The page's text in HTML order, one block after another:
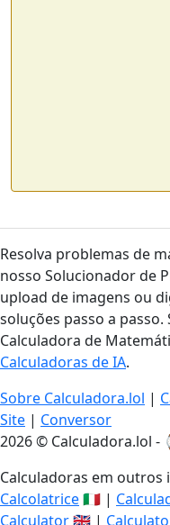
Resolva problemas de
nosso Solucionador de
upload de imagens ou
soluções passo a
Calculadora de
Calculadoras de IA.
Sobre Calculadora.lol |
Site | Conversor
2026 © Calculadora.lol -
Calculadoras em outros
Calcolatrice🇮🇹 |
Calculator🇬🇧 |